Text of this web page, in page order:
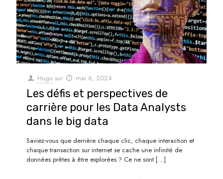
Hugo sur mai 6, 2024
Les défis et perspectives de
carrière pour les Data Analysts
dans le big data
Saviez-vous que derrière chaque clic, chaque interaction et
chaque transaction sur internet se cache une infinité de
données prêtes à être explorées ? Ce ne sont […]